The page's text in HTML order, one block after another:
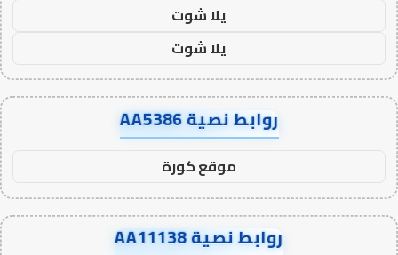
يلا شوت
يلا شوت
روابط نصية AA5386
موقع كورة
روابط نصية AA11138